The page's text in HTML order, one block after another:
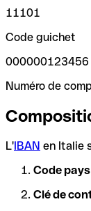
11101
Code guichet
000000123456
Numéro de
L'IBAN en Italie
Code pays
Clé de